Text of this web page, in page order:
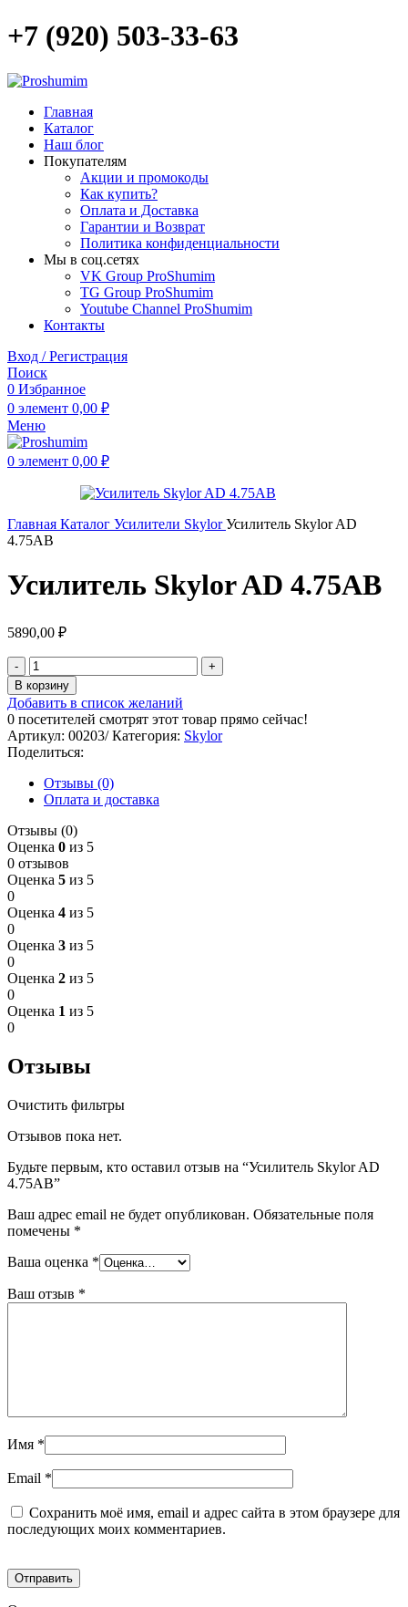
+7 (920) 503-33-63
Главная
Каталог
Наш блог
Покупателям
Акции и промокоды
Как купить?
Оплата и Доставка
Гарантии и Возврат
Политика конфиденциальности
Мы в соц.сетях
VK Group ProShumim
TG Group ProShumim
Youtube Channel ProShumim
Контакты
Вход / Регистрация
Поиск
0 Избранное
0 элемент 0,00 ₽
Меню
0 элемент 0,00 ₽
Главная Каталог Усилители SkylorУсилитель Skylor AD
4.75AB
Усилитель Skylor AD 4.75AB
5890,00 ₽
В корзину
Добавить в список желаний
0 посетителей смотрят этот товар прямо сейчас!
Артикул: 00203/Категория: Skylor
Поделиться:
Отзывы (0)
Оплата и доставка
Отзывы (0)
Оценка 0 из 5
0 отзывов
Оценка 5 из 5
0
Оценка 4 из 5
0
Оценка 3 из 5
0
Оценка 2 из 5
0
Оценка 1 из 5
0
Отзывы
Очистить фильтры
Отзывов пока нет.
Будьте первым, кто оставил отзыв на “Усилитель Skylor AD
4.75AB”
Ваш адрес email не будет опубликован. Обязательные поля
помечены *
Ваша оценка *
Ваш отзыв *
Имя *
Email *
Сохранить моё имя, email и адрес сайта в этом браузере для
последующих моих комментариев.